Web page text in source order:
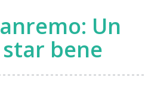
Un
bene